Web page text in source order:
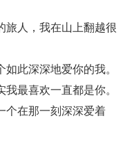
人，我在山上翻越很
此深深地爱你的我。
最喜欢一直都是你。
在那一刻深深爱着